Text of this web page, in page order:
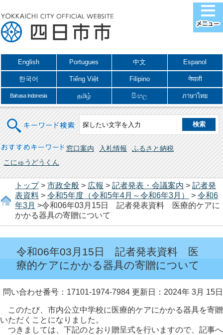
English Portugues 中文 Espanol
한국어 Tiếng Việt Filipino नेपाली
Bahasa Indonesia தமிழ் සිංහල ภาษาไทย
キーワード検索
おすすめキーワード 窓口案内 入札情報
ふるさと納税
こにゅうどうくん
トップ> 市政全般 > 広報 > 記者発表・会議案内 > 記者発
表資料 > 令和5年度（令和5年4月～令和6年3月） > 令和6
年3月 >令和06年03月15日 記者発表資料 医療的ケアに
かかる器具の寄贈について
令和06年03月15日 記者発表資料 医
療的ケアにかかる器具の寄贈について
問い合わせ番号：17101-1974-7984 更新日：2024年 3月 15日
このたび、市内公立中学校に医療的ケアにかかる器具を寄贈
いただくことになりました。
つきましては、下記のとおり贈呈式を行いますので、記事へ